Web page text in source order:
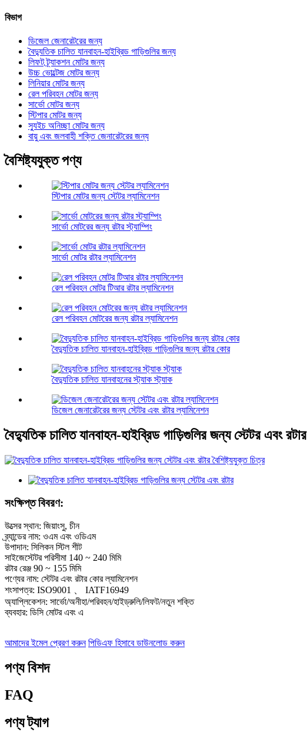
বিভাগ
ডিজেল জেনারেটরের জন্য
বৈদ্যুতিক চালিত যানবাহন-হাইব্রিড গাড়িগুলির জন্য
লিফট ট্র্যাকশন মোটর জন্য
উচ্চ ভোল্টেজ মোটর জন্য
লিনিয়ার মোটর জন্য
রেল পরিবহন মোটর জন্য
সার্ভো মোটর জন্য
স্টিপার মোটর জন্য
স্যুইচ অনিচ্ছা মোটর জন্য
বায়ু এবং জলবাহী শক্তি জেনারেটরের জন্য
বৈশিষ্ট্যযুক্ত পণ্য
স্টিপার মোটর জন্য স্টেটর ল্যামিনেশন
সার্ভো মোটরের জন্য রটার স্ট্যাম্পিং
সার্ভো মোটর রটার ল্যামিনেশন
রেল পরিবহন মোটর টিআর রটার ল্যামিনেশন
রেল পরিবহন মোটরের জন্য রটার ল্যামিনেশন
বৈদ্যুতিক চালিত যানবাহন-হাইব্রিড গাড়িগুলির জন্য রটার কোর
বৈদ্যুতিক চালিত যানবাহনের স্ট্যাক স্ট্যাক
ডিজেল জেনারেটরের জন্য স্টেটর এবং রটার ল্যামিনেশন
বৈদ্যুতিক চালিত যানবাহন-হাইব্রিড গাড়িগুলির জন্য স্টেটর এবং রটার
সংক্ষিপ্ত বিবরণ:
উত্সের স্থান: জিয়াংসু, চীন
ব্র্যান্ডের নাম: ওএম এবং ওডিএম
উপাদান: সিলিকন স্টিল শীট
সাইজেস্টেটর পরিসীমা 140 ~ 240 মিমি
রটার রেঞ্জ 90 ~ 155 মিমি
পণ্যের নাম: স্টেটর এবং রটার কোর ল্যামিনেশন
শংসাপত্র: ISO9001 、 IATF16949
অ্যাপ্লিকেশন: সার্ভো/অনীহা/পরিবহন/হাইড্রুলি/লিফট/নতুন শক্তি
ব্যবহার: ডিসি মোটর এবং এ
আমাদের ইমেল প্রেরণ করুন পিডিএফ হিসাবে ডাউনলোড করুন
পণ্য বিশদ
FAQ
পণ্য ট্যাগ